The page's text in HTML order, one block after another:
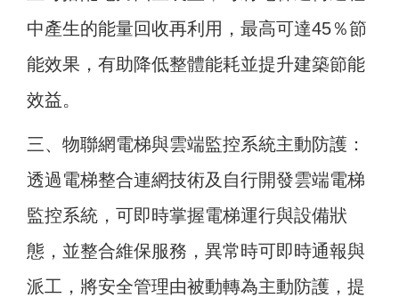
中產生的能量回收再利用，最高可達45％節
能效果，有助降低整體能耗並提升建築節能
效益。
三、物聯網電梯與雲端監控系統主動防護：
透過電梯整合連網技術及自行開發雲端電梯
監控系統，可即時掌握電梯運行與設備狀
態，並整合維保服務，異常時可即時通報與
派工，將安全管理由被動轉為主動防護，提